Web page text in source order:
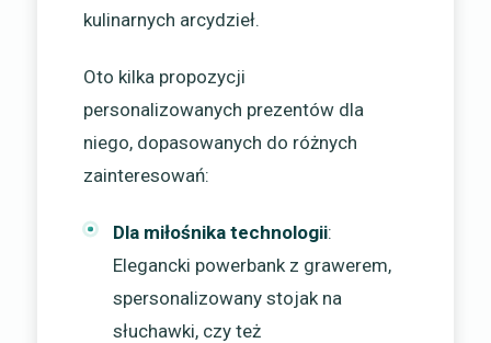
kulinarnych arcydzieł.
Oto kilka propozycji
personalizowanych prezentów dla
niego, dopasowanych do różnych
zainteresowań:
Dla miłośnika technologii:
Elegancki powerbank z grawerem,
spersonalizowany stojak na
słuchawki, czy też